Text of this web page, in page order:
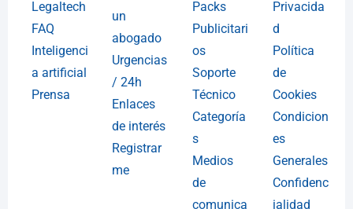
Legaltech
FAQ
Inteligenci
a artificial
Prensa
un
abogado
Urgencias
/ 24h
Enlaces
de interés
Registrar
me
Packs
Publicitari
os
Soporte
Técnico
Categoría
s
Medios
de
comunica
Privacida
d
Política
de
Cookies
Condicion
es
Generales
Confidenc
ialidad